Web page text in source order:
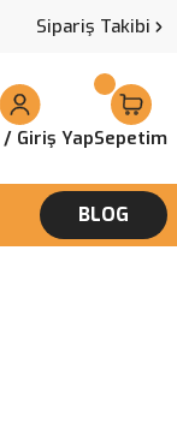
Sipariş Takibi
/ Giriş YapSepetim
BLOG